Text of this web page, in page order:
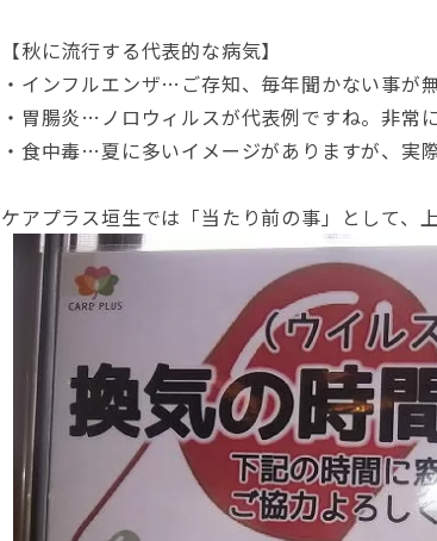
【秋に流行する代表的な病気】
・インフルエンザ…ご存知、毎年聞かない事が
・胃腸炎…ノロウィルスが代表例ですね。非常
・食中毒…夏に多いイメージがありますが、実
ケアプラス垣生では「当たり前の事」として、